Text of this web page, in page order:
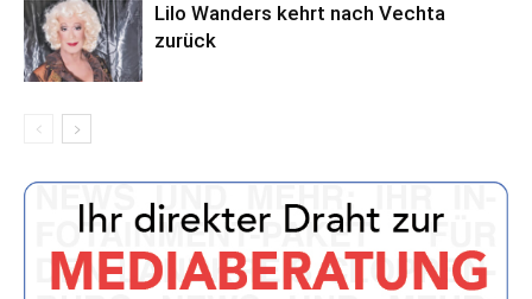
Lilo Wanders kehrt nach Vechta
zurück